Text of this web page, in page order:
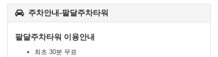
주차안내-팔달주차타워
팔달주차타워 이용안내
최초 30분 무료